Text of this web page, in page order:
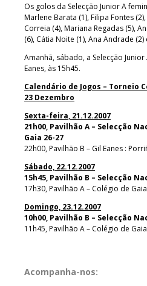
Os golos da Selecção Junior A
Marlene Barata (1), Filipa Fontes
Correia (4), Mariana Regadas (5),
(6), Cátia Noite (1), Ana Andrade (2)
Amanhã, sábado, a Selecção
Eanes, às 15h45.
Calendário de Jogos – Torneio
23 Dezembro
Sexta-feira, 21.12.2007
21h00, Pavilhão A – Selecção
Gaia 26-27
22h00, Pavilhão B – Gil Eanes :
Sábado, 22.12.2007
15h45, Pavilhão B – Selecção
17h30, Pavilhão A – Colégio de
Domingo, 23.12.2007
10h00, Pavilhão B – Selecção
11h45, Pavilhão A – Colégio de
Acompanha-nos: